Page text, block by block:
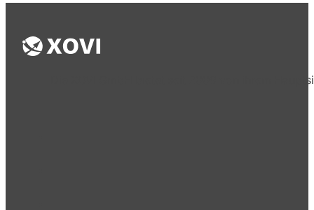
Die XOVI GmbH bietet seit 2009 von ihrem